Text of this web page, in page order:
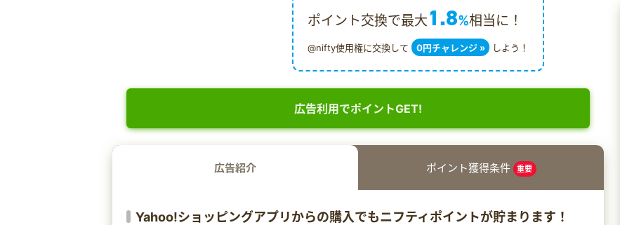
ポイント交換で最大1.8%相当に！
@nifty使用権に交換して 0円チャレンジ » しよう！
広告利用でポイントGET!
広告紹介 ポイント獲得条件 重要
Yahoo!ショッピングアプリからの購入でもニフティポイントが貯まります！